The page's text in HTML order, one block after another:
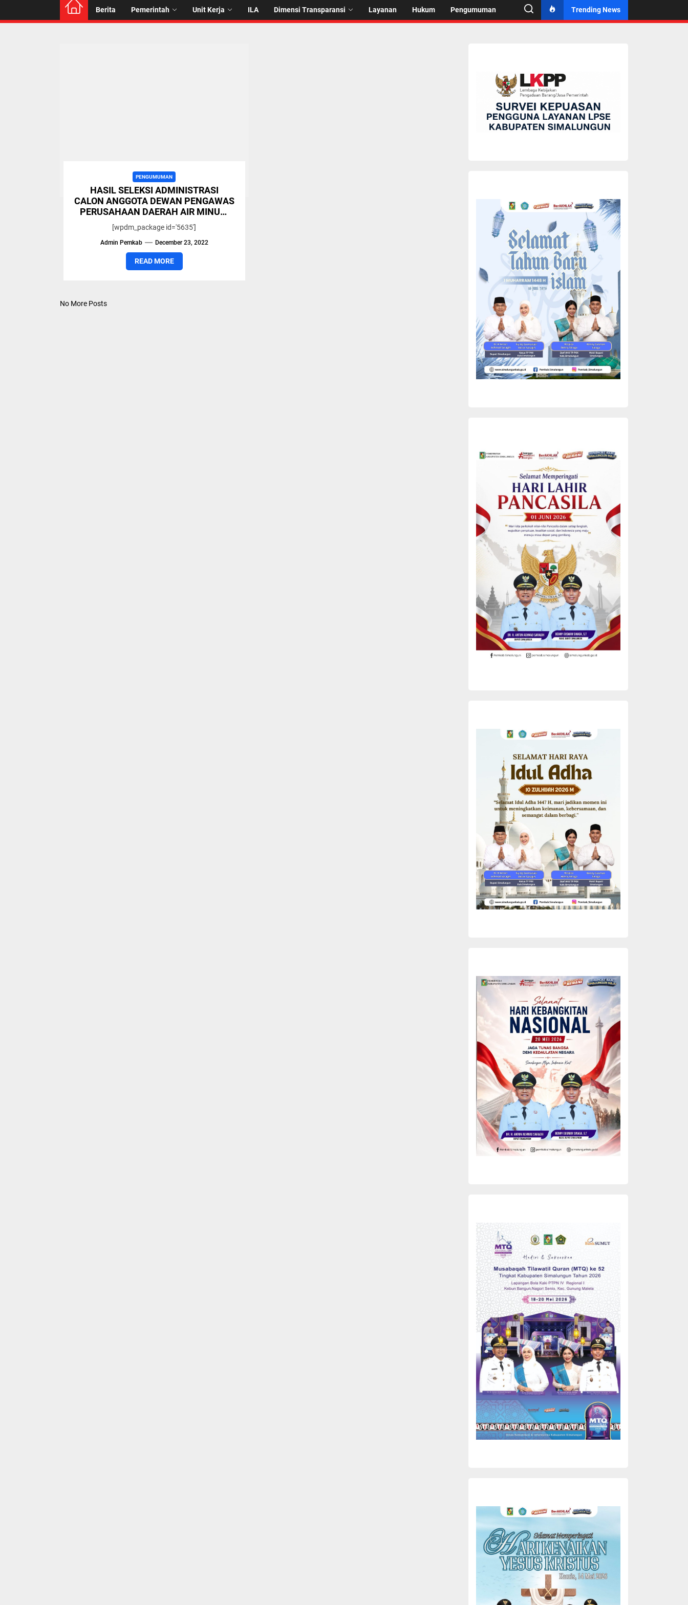
Berita Pemerintah Unit Kerja ILA Dimensi Transparansi Layanan Hukum Pengumuman Trending News
PENGUMUMAN
HASIL SELEKSI ADMINISTRASI
CALON ANGGOTA DEWAN PENGAWAS
PERUSAHAAN DAERAH AIR MINUM
TIRTA LIHOU
KABUPATEN SIMALUNGUN PERIODE
2023 – 2026
[wpdm_package id='5635']
Admin Pemkab December 23, 2022
READ MORE
No More Posts